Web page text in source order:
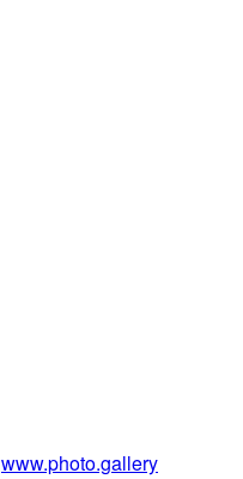
www.photo.gallery